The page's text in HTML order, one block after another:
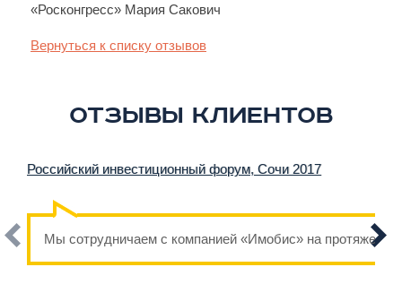
«Росконгресс» Мария Сакович
Вернуться к списку отзывов
Отзывы клиентов
Российский инвестиционный форум, Сочи 2017
Мы сотрудничаем с компанией «Имобис» на